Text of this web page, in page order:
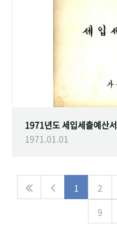
1971년도 세입세출예산서
1971.01.01
1 2
9